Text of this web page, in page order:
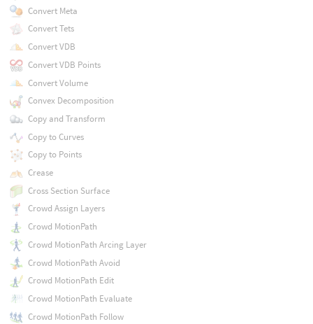
Convert Meta
Convert Tets
Convert VDB
Convert VDB Points
Convert Volume
Convex Decomposition
Copy and Transform
Copy to Curves
Copy to Points
Crease
Cross Section Surface
Crowd Assign Layers
Crowd MotionPath
Crowd MotionPath Arcing Layer
Crowd MotionPath Avoid
Crowd MotionPath Edit
Crowd MotionPath Evaluate
Crowd MotionPath Follow